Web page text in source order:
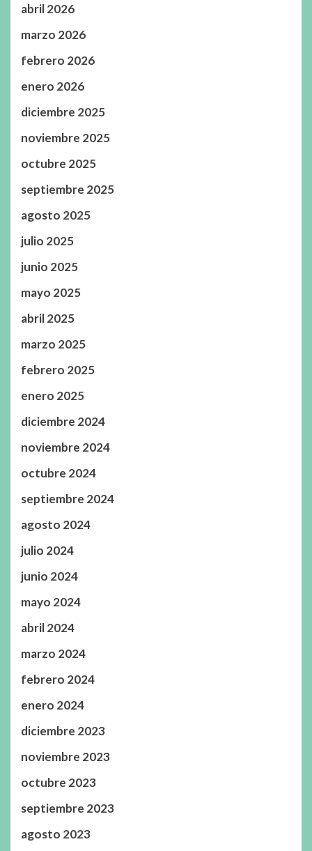
abril 2026
marzo 2026
febrero 2026
enero 2026
diciembre 2025
noviembre 2025
octubre 2025
septiembre 2025
agosto 2025
julio 2025
junio 2025
mayo 2025
abril 2025
marzo 2025
febrero 2025
enero 2025
diciembre 2024
noviembre 2024
octubre 2024
septiembre 2024
agosto 2024
julio 2024
junio 2024
mayo 2024
abril 2024
marzo 2024
febrero 2024
enero 2024
diciembre 2023
noviembre 2023
octubre 2023
septiembre 2023
agosto 2023